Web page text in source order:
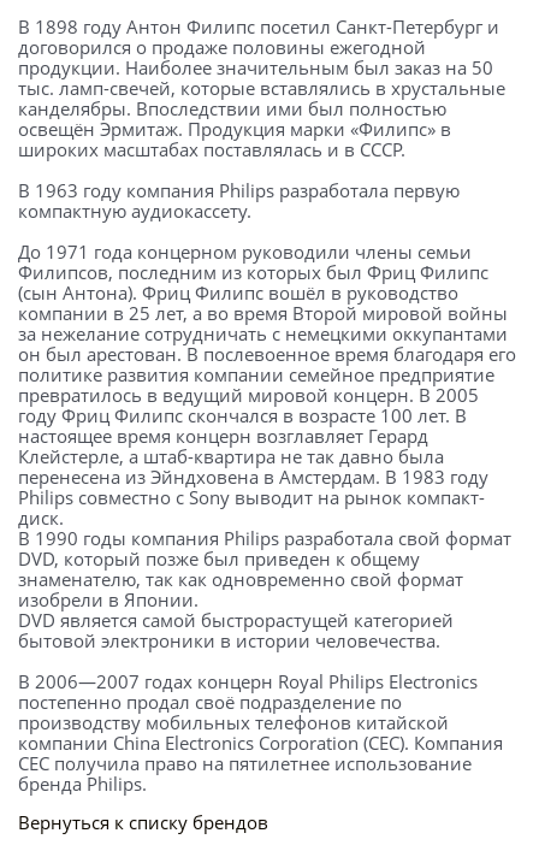
В 1898 году Антон Филипс посетил Санкт-Петербург и
договорился о продаже половины ежегодной
продукции. Наиболее значительным был заказ на 50
тыс. ламп-свечей, которые вставлялись в хрустальные
канделябры. Впоследствии ими был полностью
освещён Эрмитаж. Продукция марки «Филипс» в
широких масштабах поставлялась и в СССР.
В 1963 году компания Philips разработала первую
компактную аудиокассету.
До 1971 года концерном руководили члены семьи
Филипсов, последним из которых был Фриц Филипс
(сын Антона). Фриц Филипс вошёл в руководство
компании в 25 лет, а во время Второй мировой войны
за нежелание сотрудничать с немецкими оккупантами
он был арестован. В послевоенное время благодаря его
политике развития компании семейное предприятие
превратилось в ведущий мировой концерн. В 2005
году Фриц Филипс скончался в возрасте 100 лет. В
настоящее время концерн возглавляет Герард
Клейстерле, а штаб-квартира не так давно была
перенесена из Эйндховена в Амстердам. В 1983 году
Philips совместно с Sony выводит на рынок компакт-
диск.
В 1990 годы компания Philips разработала свой формат
DVD, который позже был приведен к общему
знаменателю, так как одновременно свой формат
изобрели в Японии.
DVD является самой быстрорастущей категорией
бытовой электроники в истории человечества.
В 2006—2007 годах концерн Royal Philips Electronics
постепенно продал своё подразделение по
производству мобильных телефонов китайской
компании China Electronics Corporation (CEC). Компания
CEC получила право на пятилетнее использование
бренда Philips.
Вернуться к списку брендов